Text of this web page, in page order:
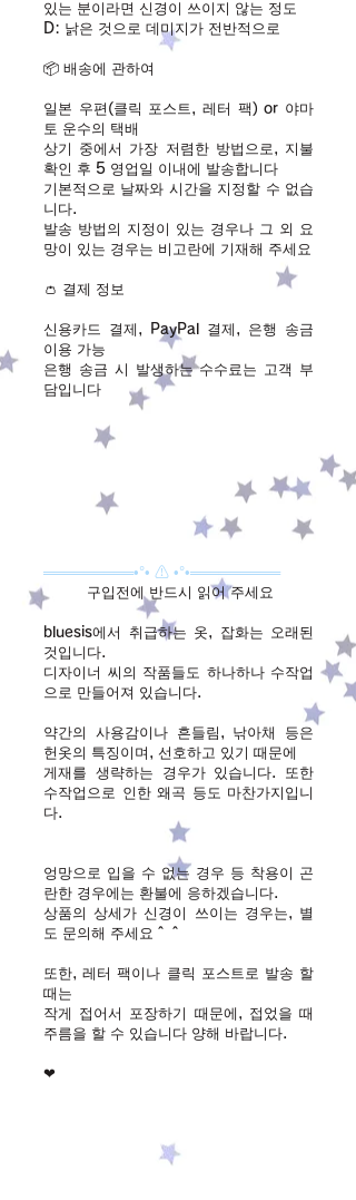
있는 분이라면 신경이 쓰이지 않는 정도
D: 낡은 것으로 데미지가 전반적으로
📦 배송에 관하여
일본 우편(클릭 포스트, 레터 팩) or 야마
토 운수의 택배
상기 중에서 가장 저렴한 방법으로, 지불
확인 후 5 영업일 이내에 발송합니다
기본적으로 날짜와 시간을 지정할 수 없습
니다.
발송 방법의 지정이 있는 경우나 그 외 요
망이 있는 경우는 비고란에 기재해 주세요
👛 결제 정보
신용카드 결제, PayPal 결제, 은행 송금
이용 가능
​은행 송금 시 발생하는 수수료는 고객 부
담입니다
═════════•°• ⚠ •°•═════════
구입전에 반드시 읽어 주세요
bluesis에서 취급하는 옷, 잡화는 오래된
것입니다.
디자이너 씨의 작품들도 하나하나 수작업
으로 만들어져 있습니다.
약간의 사용감이나 흔들림, 낚아채 등은
헌옷의 특징이며, 선호하고 있기 때문에
게재를 생략하는 경우가 있습니다. 또한
수작업으로 인한 왜곡 등도 마찬가지입니
다.
엉망으로 입을 수 없는 경우 등 착용이 곤
란한 경우에는 환불에 응하겠습니다.
상품의 상세가 신경이 쓰이는 경우는, 별
도 문의해 주세요＾＾
또한, 레터 팩이나 클릭 포스트로 발송 할
때는
작게 접어서 포장하기 때문에, 접었을 때
주름을 할 수 있습니다 양해 바랍니다.
❤︎